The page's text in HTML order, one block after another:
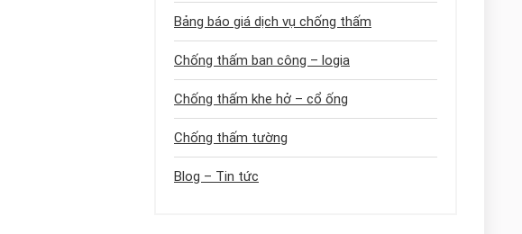
Bảng báo giá dịch vụ chống thấm
Chống thấm ban công – logia
Chống thấm khe hở – cổ ống
Chống thấm tường
Blog – Tin tức